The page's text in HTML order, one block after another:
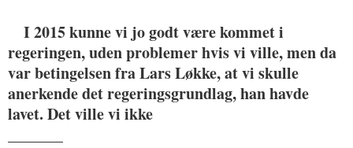
I 2015 kunne vi jo godt være kommet i
regeringen, uden problemer hvis vi ville, men da
var betingelsen fra Lars Løkke, at vi skulle
anerkende det regeringsgrundlag, han havde
lavet. Det ville vi ikke